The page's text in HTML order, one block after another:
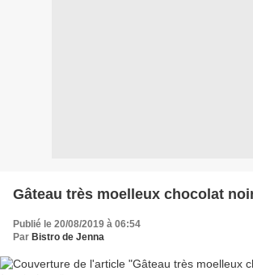
Gâteau très moelleux chocolat
Publié le 20/08/2019 à 06:54
Par Bistro de Jenna